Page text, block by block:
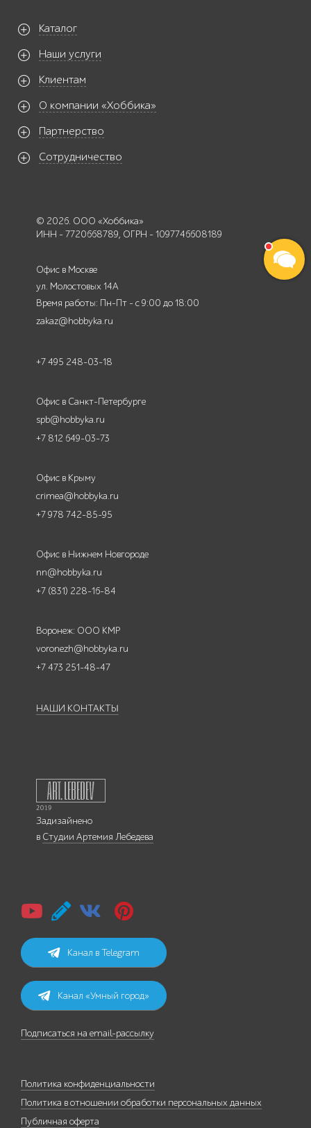
Каталог
Наши услуги
Клиентам
О компании «Хоббика»
Партнерство
Сотрудничество
© 2026. ООО «Хоббика»
ИНН - 7720668789, ОГРН - 1097746608189
Офис в Москве
ул. Молостовых 14А
Время работы: Пн-Пт - с 9:00 до 18:00
zakaz@hobbyka.ru
+7 495 248-03-18
Офис в Санкт-Петербурге
spb@hobbyka.ru
+7 812 649-03-73
Офис в Крыму
crimea@hobbyka.ru
+7 978 742-85-95
Офис в Нижнем Новгороде
nn@hobbyka.ru
+7 (831) 228-16-84
Воронеж: ООО КМР
voronezh@hobbyka.ru
+7 473 251-48-47
НАШИ КОНТАКТЫ
Задизайнено
в Студии Артемия Лебедева
Канал в Telegram
Канал «Умный город»
Подписаться на email-рассылку
Политика конфиденциальности
Политика в отношении обработки персональных данных
Публичная оферта